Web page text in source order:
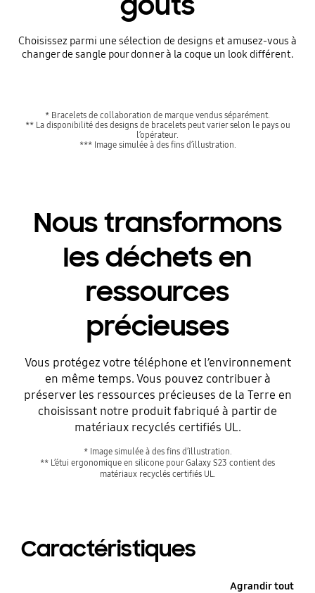
Choisissez parmi une sélection de designs et amusez-vous à
changer de sangle pour donner à la coque un look différent.
* Bracelets de collaboration de marque vendus séparément.
** La disponibilité des designs de bracelets peut varier selon le pays ou
l’opérateur.
*** Image simulée à des fins d’illustration.
Nous transformons
les déchets en
ressources
précieuses
Vous protégez votre téléphone et l’environnement
en même temps. Vous pouvez contribuer à
préserver les ressources précieuses de la Terre en
choisissant notre produit fabriqué à partir de
matériaux recyclés certifiés UL.
* Image simulée à des fins d’illustration.
** L’étui ergonomique en silicone pour Galaxy S23 contient des
matériaux recyclés certifiés UL.
Avant
Caractéristiques
Agrandir tout